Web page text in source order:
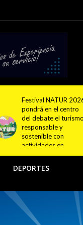
Programas
internacionales de
formación deportiva
continúan ampliando
su presencia en
Colombia
DEPORTES